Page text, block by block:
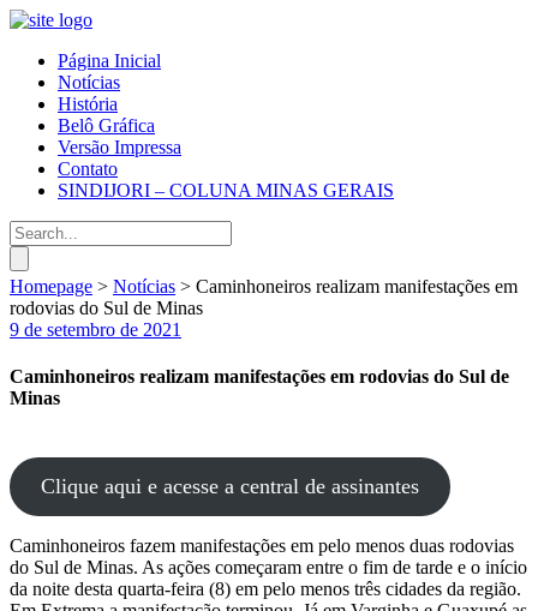
Página Inicial
Notícias
História
Belô Gráfica
Versão Impressa
Contato
SINDIJORI – COLUNA MINAS GERAIS
Homepage > Notícias > Caminhoneiros realizam manifestações em
rodovias do Sul de Minas
9 de setembro de 2021
Caminhoneiros realizam manifestações em rodovias do Sul de
Minas
Clique aqui e acesse a central de assinantes
Caminhoneiros fazem manifestações em pelo menos duas rodovias
do Sul de Minas. As ações começaram entre o fim de tarde e o início
da noite desta quarta-feira (8) em pelo menos três cidades da região.